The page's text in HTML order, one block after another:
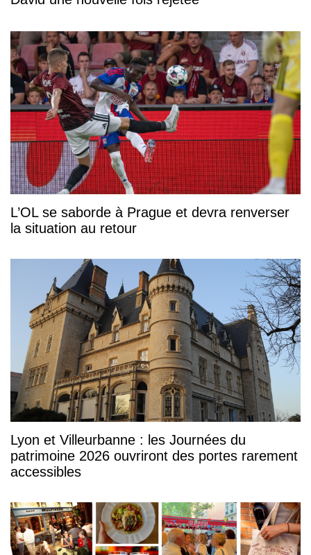
L’OL se saborde à Prague et devra renverser
la situation au retour
Lyon et Villeurbanne : les Journées du
patrimoine 2026 ouvriront des portes rarement
accessibles